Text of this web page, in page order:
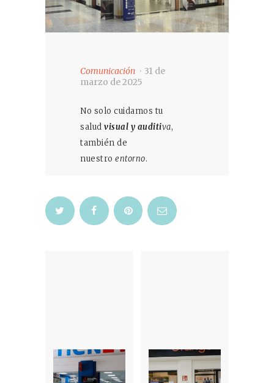
Comunicación
31 de
marzo de 2025
No solo cuidamos tu
saludvisual y auditiva,
también de
nuestroentorno.
Previous
post:
Next
post: